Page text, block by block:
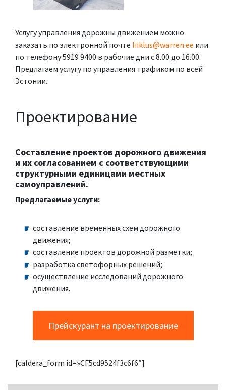
Услугу управления дорожны движением можно
заказать по электронной почте liiklus@warren.ee или
по телефону 5919 9400 в рабочие дни с 8.00 до 16.00.
Предлагаем услугу по управления трафиком по всей
Эстонии.
Проектирование
Составление проектов дорожного движения
и их согласованием с соответствующими
структурными единицами местных
самоуправлений.
Предлагаемые услуги:
составление временных схем дорожного
движения;
составление проектов дорожной разметки;
разработка светофорных решений;
осуществление исследований дорожного
движения.
Прейскурант на проектирование
[caldera_form id=»CF5cd9524f3c6f6″]